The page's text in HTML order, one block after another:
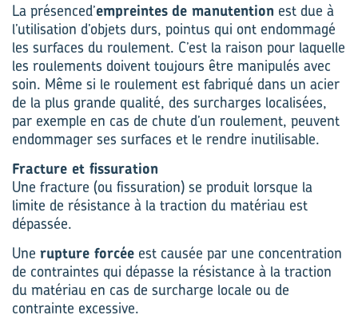
La présenced’empreintes de manutention est due à
l’utilisation d’objets durs, pointus qui ont endommagé
les surfaces du roulement. C’est la raison pour laquelle
les roulements doivent toujours être manipulés avec
soin. Même si le roulement est fabriqué dans un acier
de la plus grande qualité, des surcharges localisées,
par exemple en cas de chute d’un roulement, peuvent
endommager ses surfaces et le rendre inutilisable.
Fracture et fissuration
Une fracture (ou fissuration) se produit lorsque la
limite de résistance à la traction du matériau est
dépassée.
Une rupture forcée est causée par une concentration
de contraintes qui dépasse la résistance à la traction
du matériau en cas de surcharge locale ou de
contrainte excessive.